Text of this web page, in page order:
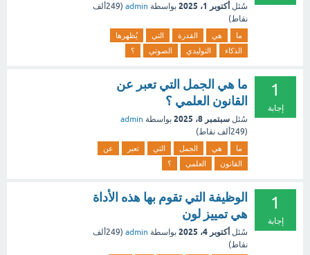
سُئل أكتوبر 1، 2025 بواسطة admin
(249ألف
نقاط)
ما هي القدرة التي
يُظهرها
الذكاء
التوليدي الصوتي ؟
1
إجابة
ما هي الجمل التي تعبر عن
القانون العلمي ؟
سُئل سبتمبر 8، 2025 بواسطة admin
(249ألف نقاط)
ما هي الجمل التي تعبر
عن
القانون
العلمي ؟
1
إجابة
الوظيفة التي تقوم بها هذه الأداة
هي تمييز لون
سُئل أكتوبر 4، 2025 بواسطة admin
(249ألف
نقاط)